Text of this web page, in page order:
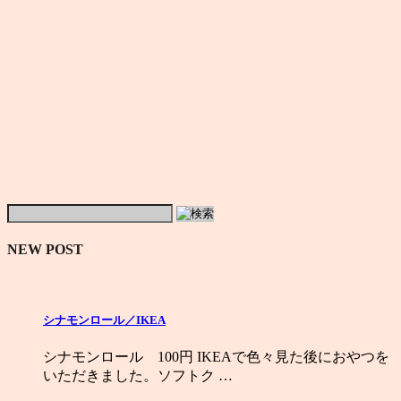
NEW POST
シナモンロール／IKEA
シナモンロール 100円 IKEAで色々見た後におやつを
いただきました。ソフトク …